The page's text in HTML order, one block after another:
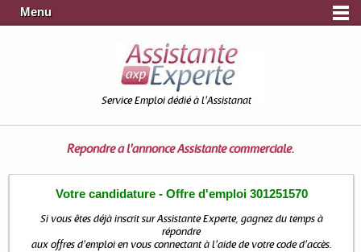
Menu
Service Emploi dédié à l'Assistanat
Répondre à l'annonceAssistante commerciale.
Votre candidature - Offre d'emploi 301251570
Si vous êtes déjà inscrit sur Assistante Experte, gagnez du temps à
répondre
aux offres d'emploi en vous connectant à l'aide de votre code d'accès.